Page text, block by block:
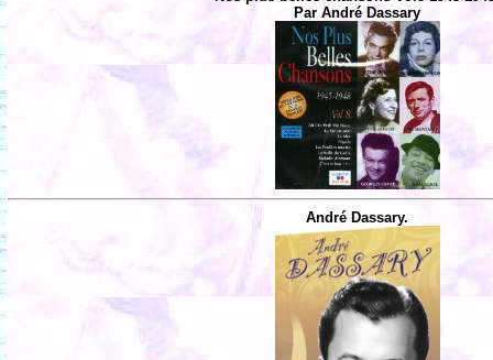
Par André Dassary
André Dassary.